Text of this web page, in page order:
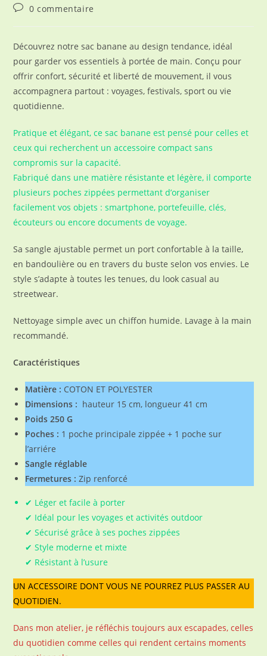
Commentaires
la
publication :
0 commentaire
Découvrez notre sac banane au design tendance, idéal
pour garder vos essentiels à portée de main. Conçu pour
offrir confort, sécurité et liberté de mouvement, il vous
accompagnera partout : voyages, festivals, sport ou vie
quotidienne.
Pratique et élégant, ce sac banane est pensé pour celles et
ceux qui recherchent un accessoire compact sans
compromis sur la capacité.
Fabriqué dans une matière résistante et légère, il comporte
plusieurs poches zippées permettant d’organiser
facilement vos objets : smartphone, portefeuille, clés,
écouteurs ou encore documents de voyage.
Sa sangle ajustable permet un port confortable à la taille,
en bandoulière ou en travers du buste selon vos envies. Le
style s’adapte à toutes les tenues, du look casual au
streetwear.
Nettoyage simple avec un chiffon humide. Lavage à la main
recommandé.
Caractéristiques
Matière : COTON ET POLYESTER
Dimensions : hauteur 15 cm, longueur 41 cm
Poids 250 G
Poches : 1 poche principale zippée + 1 poche sur
l’arriére
Sangle réglable
Fermetures : Zip renforcé
✔ Léger et facile à porter
✔ Idéal pour les voyages et activités outdoor
✔ Sécurisé grâce à ses poches zippées
✔ Style moderne et mixte
✔ Résistant à l’usure
UN ACCESSOIRE DONT VOUS NE POURREZ PLUS PASSER AU
QUOTIDIEN.
Dans mon atelier, je réfléchis toujours aux escapades, celles
du quotidien comme celles qui rendent certains moments